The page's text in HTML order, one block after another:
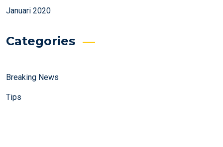
Januari 2020
Categories
Breaking News
Tips